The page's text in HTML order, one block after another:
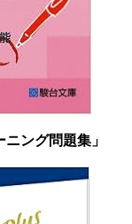
ニング問題集 」